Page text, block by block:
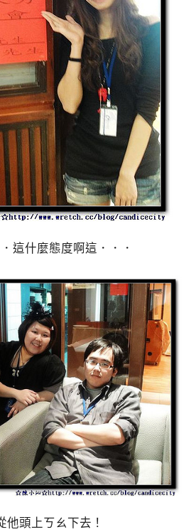
這什麼態度啊這．．．
他頭上ㄎㄠ下去！